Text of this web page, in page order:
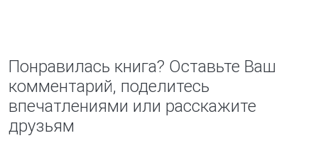
Понравилась книга? Оставьте Ваш
комментарий, поделитесь
впечатлениями или расскажите
друзьям